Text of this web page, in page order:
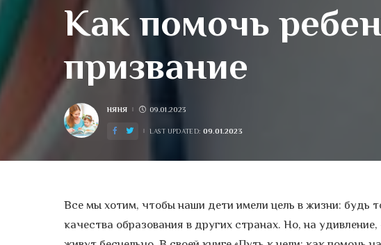
Как помочь
призвание
POSTED
НЯНЯ 09.01.2023
LAST UPDATED: 09.01.2023
Все мы хотим, чтобы наши дети имели цель в жизни: будь
качества образования в других странах. Но, на